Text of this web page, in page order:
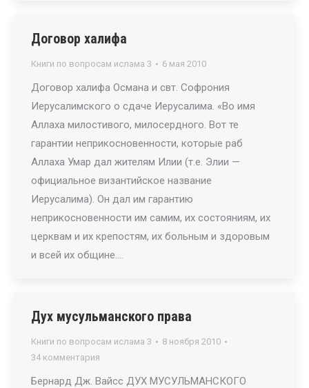
Договор халифа
Книги по вопросам ислама 3 6 мая 2010
Договор халифа Османа и свт. Софрония
Иерусалимского о сдаче Иерусалима. «Во имя
Аллаха милостивого, милосердного. Вот те
гарантии неприкосновенности, которые раб
Аллаха Умар дал жителям Илии (т.е. Элии —
официальное византийское название
Иерусалима). Он дал им гарантию
неприкосновенности им самим, их состояниям, их
церквам и их крепостям, их больным и здоровым
и всей их общине.…
Дух мусульманского права
Книги по вопросам ислама 3
8 ноября 2010
34 комментария
Бернард Дж. Вайсс ДУХ МУСУЛЬМАНСКОГО